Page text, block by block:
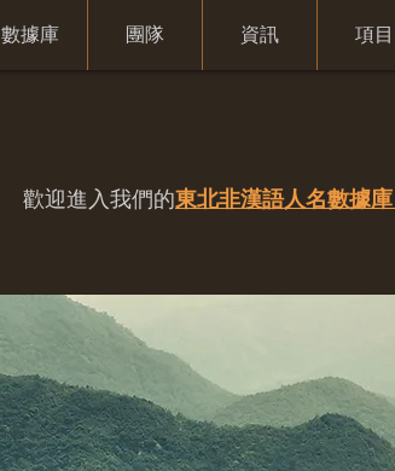
數據庫 團隊 資訊 項目
歡迎進入我們的東北非漢語人名數據庫